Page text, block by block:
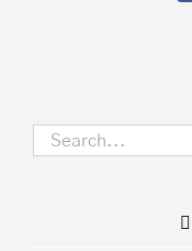
Search
for: